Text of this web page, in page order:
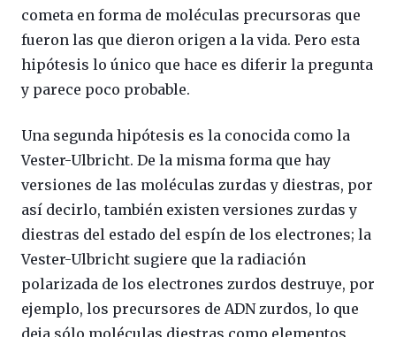
cometa en forma de moléculas precursoras que
fueron las que dieron origen a la vida. Pero esta
hipótesis lo único que hace es diferir la pregunta
y parece poco probable.
Una segunda hipótesis es la conocida como la
Vester-Ulbricht. De la misma forma que hay
versiones de las moléculas zurdas y diestras, por
así decirlo, también existen versiones zurdas y
diestras del estado del espín de los electrones; la
Vester-Ulbricht sugiere que la radiación
polarizada de los electrones zurdos destruye, por
ejemplo, los precursores de ADN zurdos, lo que
deja sólo moléculas diestras como elementos